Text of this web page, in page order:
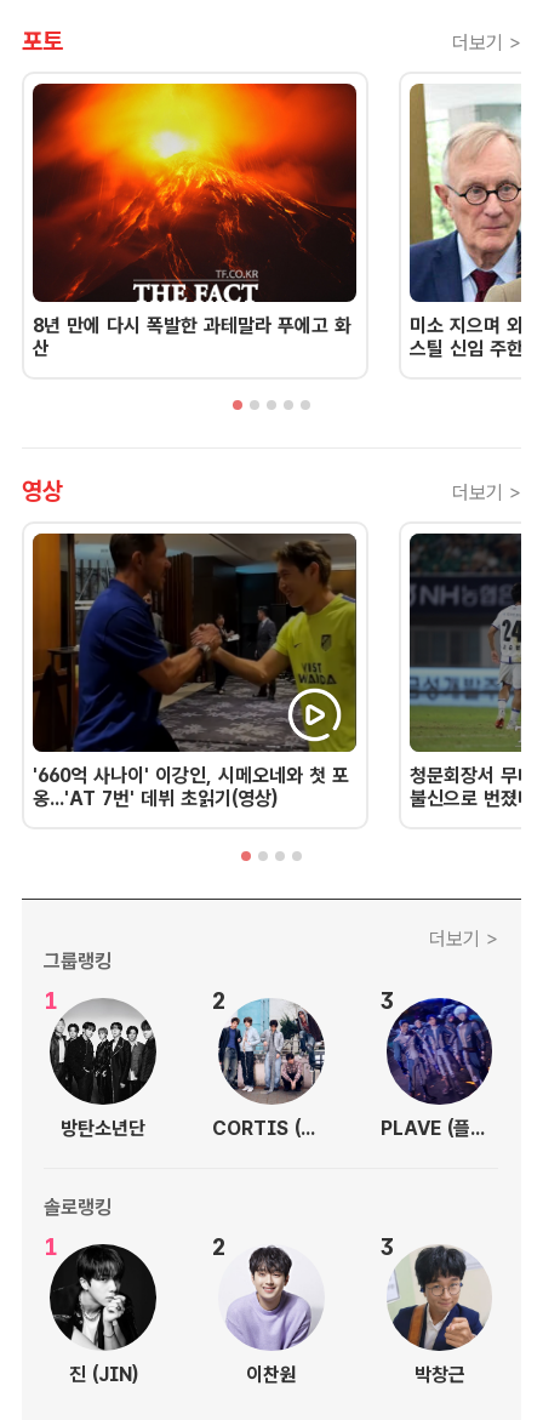
포토 더보기 >
8년 만에 다시 폭발한 과테말라 푸에고 화
산
미소 지으며 외
스틸 신임 주한
영상 더보기 >
'660억 사나이' 이강인, 시메오네와 첫 포
옹...'AT 7번' 데뷔 초읽기(영상)
청문회장서 무너
불신으로 번졌
더보기 >
그룹랭킹
1
방탄소년단
2
CORTIS (코르티스)
3
PLAVE (플레이브)
솔로랭킹
1
진 (JIN)
2
이찬원
3
박창근